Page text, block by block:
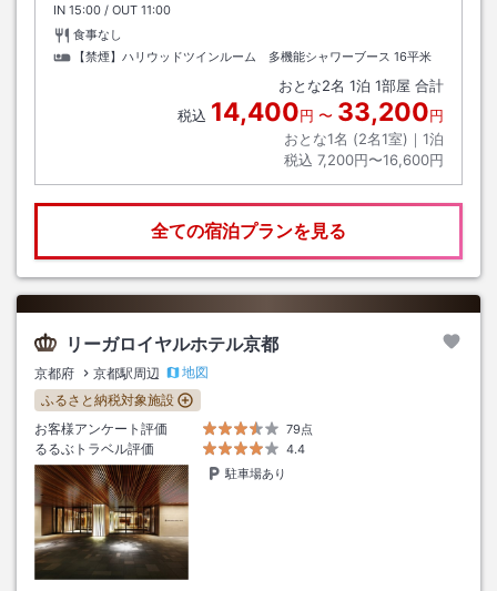
IN チェックイン
15:00 / OUT チェックアウト
11:00
食事なし
【禁煙】ハリウッドツインルーム 多機能シャワーブース 16平米
おとな2名 1泊 1部屋 合計
税込 14,400円 〜 33,200円
おとな1名 (2名1室)｜ 1泊
税込 7,200円〜16,600円
全ての宿泊プランを見る
リーガロイヤルホテル京都
京都府 京都駅周辺
地図
ふるさと納税対象施設
お客様アンケート評価
79点
るるぶトラベル評価
4.4
駐車場あり